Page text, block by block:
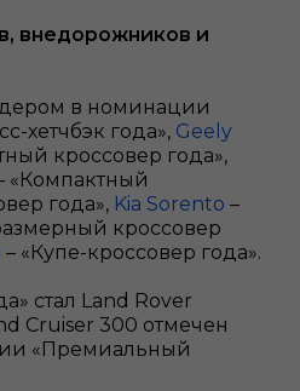
внедорожников и
в номинации
хетчбэк года», Geely
кроссовер года»,
«Компактный
года», Kia Sorento –
кроссовер
– «Купе-кроссовер года».
стал Land Rover
Cruiser 300 отмечен
«Премиальный